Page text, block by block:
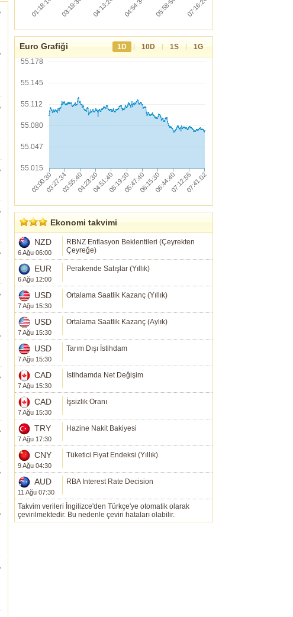
Euro Grafiği 1D | 10D | 1S |
1G
55.178
55.145
55.112
55.080
55.047
55.015
Ekonomi takvimi
NZD
6 Ağu 06:00
RBNZ Enflasyon Beklentileri (Çeyrekten
Çeyreğe)
EUR
6 Ağu 12:00
Perakende Satışlar (Yıllık)
USD
7 Ağu 15:30
Ortalama Saatlik Kazanç (Yıllık)
USD
7 Ağu 15:30
Ortalama Saatlik Kazanç (Aylık)
USD
7 Ağu 15:30
Tarım Dışı İstihdam
CAD
7 Ağu 15:30
İstihdamda Net Değişim
CAD
7 Ağu 15:30
İşsizlik Oranı
TRY
7 Ağu 17:30
Hazine Nakit Bakiyesi
CNY
9 Ağu 04:30
Tüketici Fiyat Endeksi (Yıllık)
AUD
11 Ağu 07:30
RBA Interest Rate Decision
Takvim verileri İngilizce'den Türkçe'ye otomatik olarak
çevirilmektedir. Bu nedenle çeviri hataları olabilir.